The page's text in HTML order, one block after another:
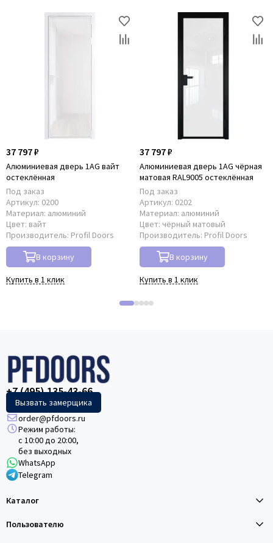
37 797 ₽
Алюминиевая дверь 1AG вайт
остеклённая
Под заказ
Артикул: 0200
Материал: алюминий
Цвет: вайт
Производитель: Profil Doors
В корзину
Купить в 1 клик
37 797 ₽
Алюминиевая дверь 1AG чёрная
матовая RAL9005 остеклённая
Под заказ
Артикул: 0202
Материал: алюминий
Цвет: чёрный матовый
Производитель: Profil Doors
В корзину
Купить в 1 клик
+7 (495) 135-43-66
Вызвать замерщика
order@pfdoors.ru
Режим работы:
с 10:00 до 20:00,
без выходных
WhatsApp
Telegram
Каталог
Пользователю